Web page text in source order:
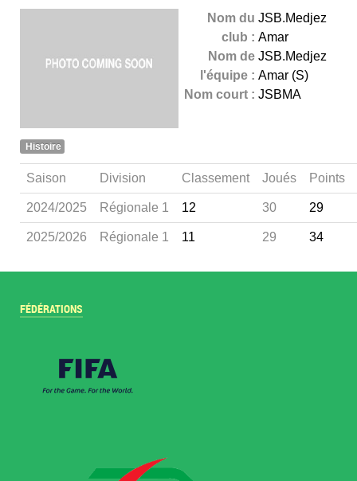
Nom du
club :
JSB.Medjez
Amar
Nom de
l'équipe :
JSB.Medjez
Amar (S)
Nom court : JSBMA
Histoire
Saison Division Classement Joués Points
2024/2025 Régionale 1 12 30 29
2025/2026 Régionale 1 11 29 34
FÉDÉRATIONS